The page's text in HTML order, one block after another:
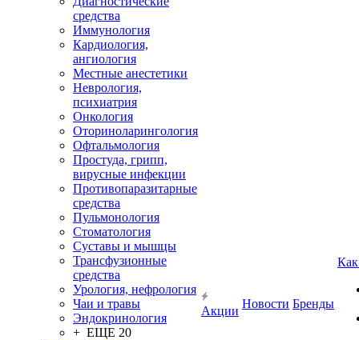
средства
Иммунология
Кардиология,
ангиология
Местные анестетики
Неврология,
психиатрия
Онкология
Оториноларингология
Офтальмология
Простуда, грипп,
вирусные инфекции
Противопаразитарные
средства
Пульмонология
Стоматология
Суставы и мышцы
Трансфузионные
средства
Урология, нефрология
Чаи и травы
Эндокринология
+ ЕЩЕ 20
Акции
Новости Бренды